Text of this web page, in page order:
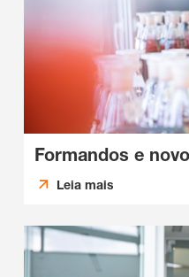
Formandos e
Leia mais